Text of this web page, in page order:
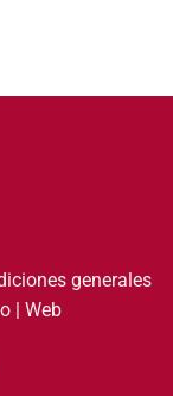
generales
| Web